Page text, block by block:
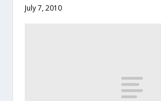
July 7, 2010